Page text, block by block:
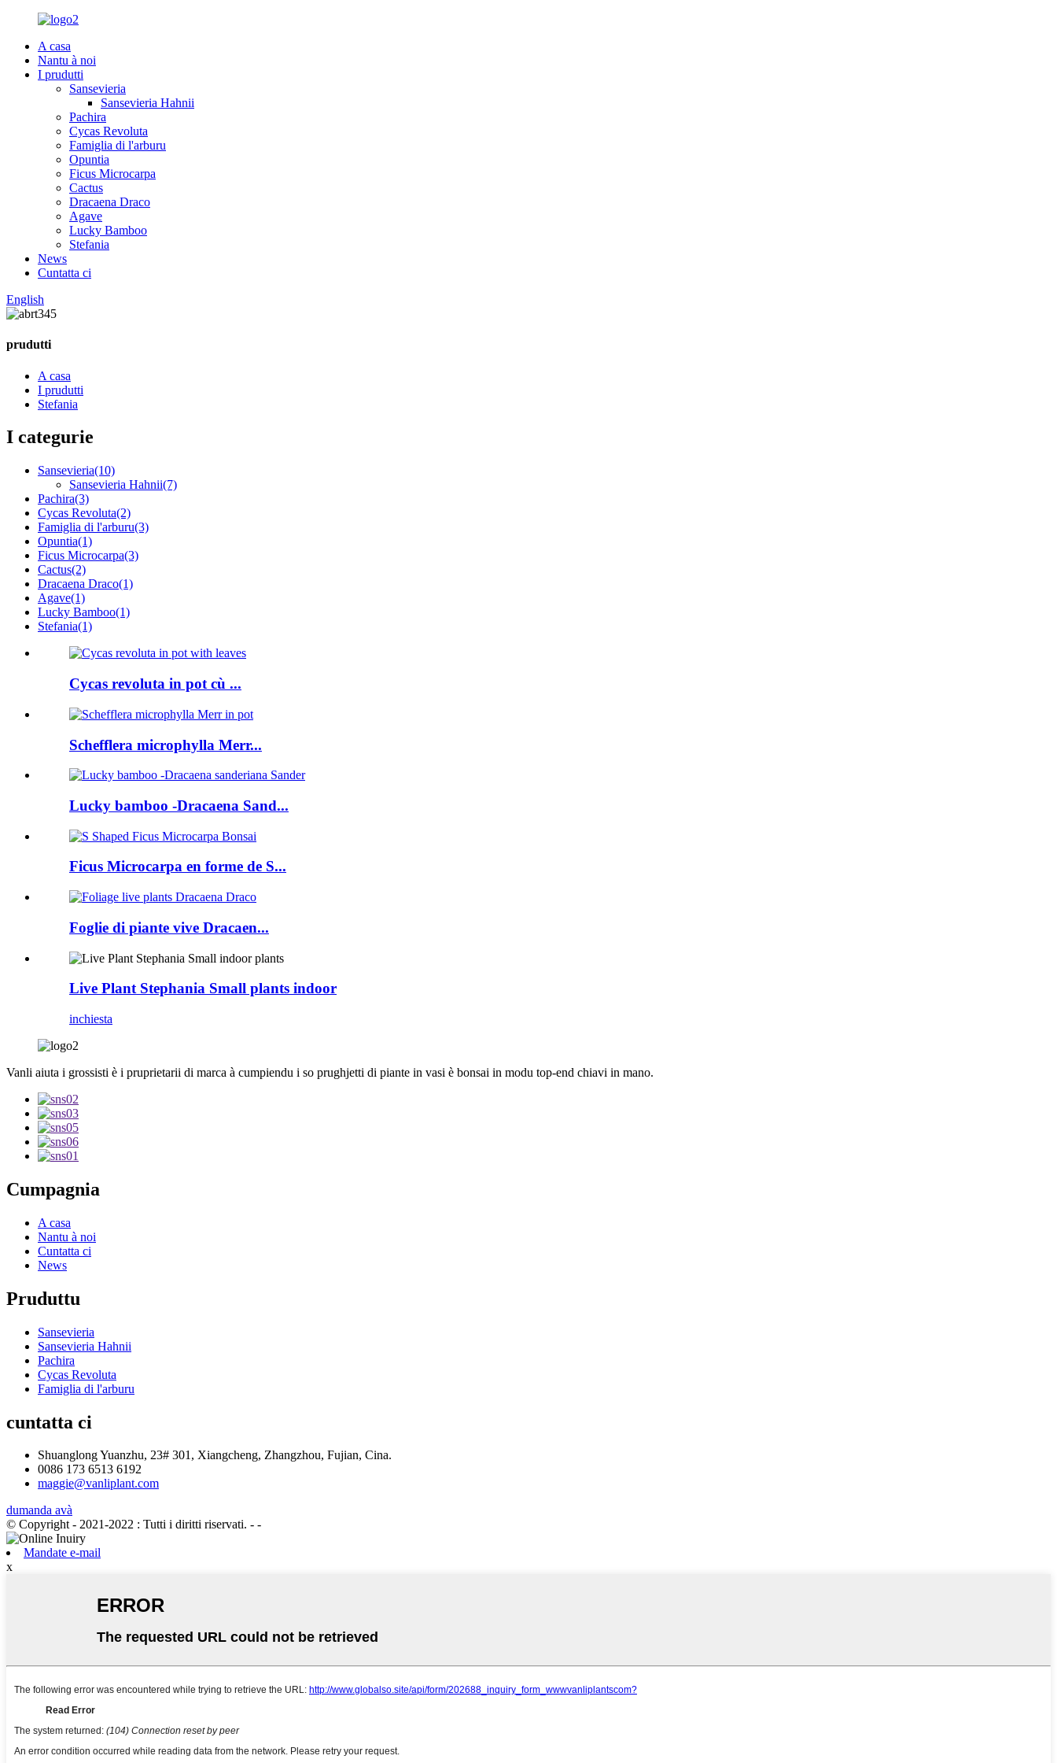
A casa
Nantu à noi
I prudutti
Sansevieria
Sansevieria Hahnii
Pachira
Cycas Revoluta
Famiglia di l'arburu
Opuntia
Ficus Microcarpa
Cactus
Dracaena Draco
Agave
Lucky Bamboo
Stefania
News
Cuntatta ci
English
prudutti
A casa
I prudutti
Stefania
I categurie
Sansevieria(10)
Sansevieria Hahnii(7)
Pachira(3)
Cycas Revoluta(2)
Famiglia di l'arburu(3)
Opuntia(1)
Ficus Microcarpa(3)
Cactus(2)
Dracaena Draco(1)
Agave(1)
Lucky Bamboo(1)
Stefania(1)
Cycas revoluta in pot cù ...
Schefflera microphylla Merr...
Lucky bamboo -Dracaena Sand...
Ficus Microcarpa en forme de S...
Foglie di piante vive Dracaen...
Live Plant Stephania Small plants indoor
inchiesta
Vanli aiuta i grossisti è i pruprietarii di marca à cumpiendu i so prughjetti di piante in vasi è bonsai in modu top-end chiavi in ​​mano.
Cumpagnia
A casa
Nantu à noi
Cuntatta ci
News
Pruduttu
Sansevieria
Sansevieria Hahnii
Pachira
Cycas Revoluta
Famiglia di l'arburu
cuntatta ci
Shuanglong Yuanzhu, 23# 301, Xiangcheng, Zhangzhou, Fujian, Cina.
0086 173 6513 6192
maggie@vanliplant.com
dumanda avà
© Copyright - 2021-2022 : Tutti i diritti riservati. - -
Mandate e-mail
x